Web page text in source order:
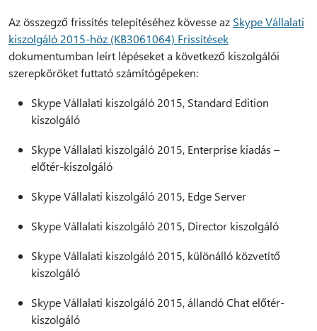
Az összegző frissítés telepítéséhez kövesse az Skype Vállalati
kiszolgáló 2015-höz (KB3061064) Frissítések
dokumentumban leírt lépéseket a következő kiszolgálói
szerepköröket futtató számítógépeken:
Skype Vállalati kiszolgáló 2015, Standard Edition
kiszolgáló
Skype Vállalati kiszolgáló 2015, Enterprise kiadás –
előtér-kiszolgáló
Skype Vállalati kiszolgáló 2015, Edge Server
Skype Vállalati kiszolgáló 2015, Director kiszolgáló
Skype Vállalati kiszolgáló 2015, különálló közvetítő
kiszolgáló
Skype Vállalati kiszolgáló 2015, állandó Chat előtér-
kiszolgáló